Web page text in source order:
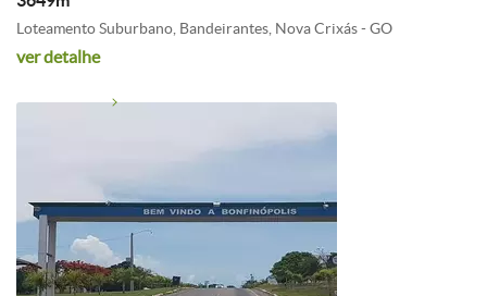
Loteamento Suburbano, Bandeirantes, Nova Crixás - GO
ver detalhe